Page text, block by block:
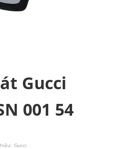
Gucci
001 54
Gucci